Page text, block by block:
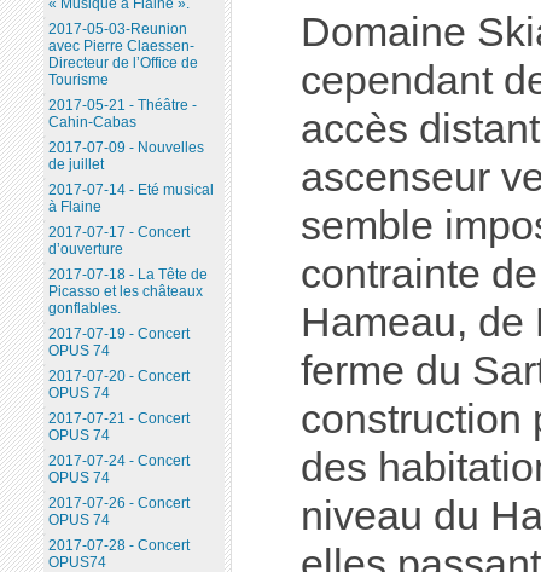
Domaine
cependant
accès
ascenseur
semble
contrainte
Hameau, de
ferme du
construction
des
niveau du
« Musique à Flaine ».
2017-05-03-Reunion
avec Pierre Claessen-
Directeur de l’Office de
Tourisme
2017-05-21 - Théâtre -
Cahin-Cabas
2017-07-09 - Nouvelles
de juillet
2017-07-14 - Eté musical
à Flaine
2017-07-17 - Concert
d’ouverture
2017-07-18 - La Tête de
Picasso et les châteaux
gonflables.
2017-07-19 - Concert
OPUS 74
2017-07-20 - Concert
OPUS 74
2017-07-21 - Concert
OPUS 74
2017-07-24 - Concert
OPUS 74
2017-07-26 - Concert
OPUS 74
2017-07-28 - Concert
OPUS74